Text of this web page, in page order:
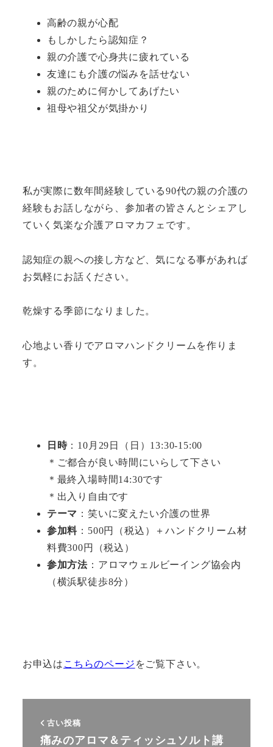
高齢の親が心配
もしかしたら認知症？
親の介護で心身共に疲れている
友達にも介護の悩みを話せない
親のために何かしてあげたい
祖母や祖父が気掛かり
私が実際に数年間経験している90代の親の介護の
経験もお話しながら、参加者の皆さんとシェアし
ていく気楽な介護アロマカフェです。
認知症の親への接し方など、気になる事があれば
お気軽にお話ください。
乾燥する季節になりました。
心地よい香りでアロマハンドクリームを作りま
す。
日時：10月29日（日）13:30-15:00
＊ご都合が良い時間にいらして下さい
＊最終入場時間14:30です
＊出入り自由です
テーマ ：笑いに変えたい介護の世界
参加料 ：500円（税込）＋ハンドクリーム材
料費300円（税込）
参加方法 ：アロマウェルビーイング協会内
（横浜駅徒歩8分）
お申込は こちらのページ をご覧下さい。
古い投稿
痛みのアロマ＆ティッシュソルト講